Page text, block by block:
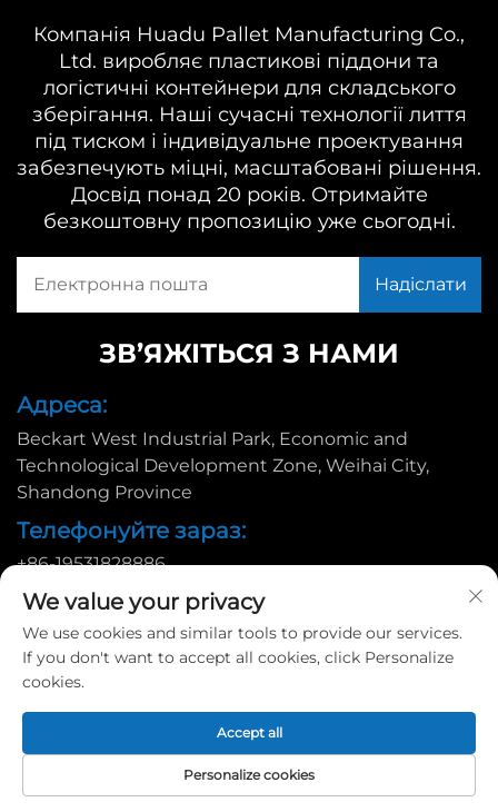
Компанія Huadu Pallet Manufacturing Co.,
Ltd. виробляє пластикові піддони та
логістичні контейнери для складського
зберігання. Наші сучасні технології лиття
під тиском і індивідуальне проектування
забезпечують міцні, масштабовані рішення.
Досвід понад 20 років. Отримайте
безкоштовну пропозицію уже сьогодні.
ЗВ’ЯЖІТЬСЯ З НАМИ
Адреса:
Beckart West Industrial Park, Economic and
Technological Development Zone, Weihai City,
Shandong Province
Телефонуйте зараз:
+86-19531828886
Ел. пошта:
[email protected]
Авторське право © 2025 Huadu Pallet Manufacturing Co.,
Політика конфіденційності
We value your privacy
We use cookies and similar tools to provide our services.
If you don't want to accept all cookies, click Personalize
cookies.
Personalize cookies
Accept all